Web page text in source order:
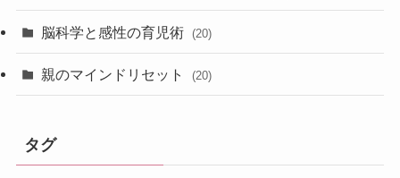
脳科学と感性の育児術 (20)
親のマインドリセット (20)
タグ